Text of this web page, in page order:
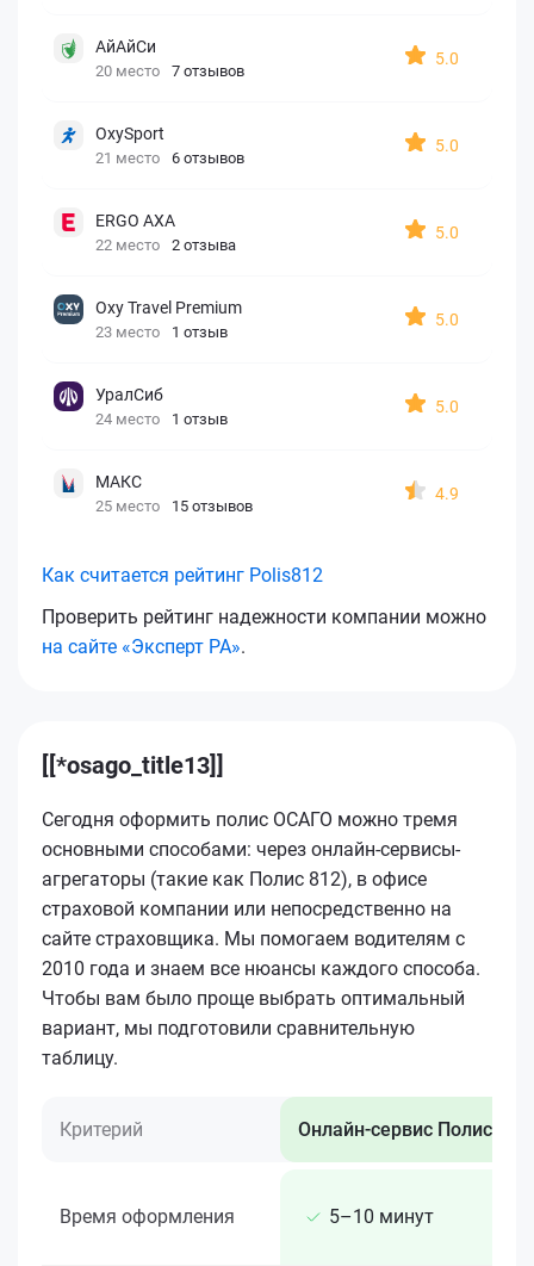
АйАйСи
20 место 7 отзывов
5.0
OxySport
21 место 6 отзывов
5.0
ERGO AXA
22 место 2 отзыва
5.0
Oxy Travel Premium
23 место 1 отзыв
5.0
УралСиб
24 место 1 отзыв
5.0
МАКС
25 место 15 отзывов
4.9
Как считается рейтинг Polis812
Проверить рейтинг надежности компании можно
на сайте «Эксперт РА».
[[*osago_title13]]
Сегодня оформить полис ОСАГО можно тремя
основными способами: через онлайн-сервисы-
агрегаторы (такие как Полис 812), в офисе
страховой компании или непосредственно на
сайте страховщика. Мы помогаем водителям с
2010 года и знаем все нюансы каждого способа.
Чтобы вам было проще выбрать оптимальный
вариант, мы подготовили сравнительную
таблицу.
Критерий Онлайн-сервис Полис 812
Время оформления 5–10 минут